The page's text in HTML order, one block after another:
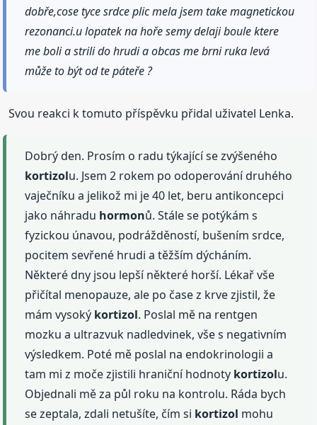
dobře,cose tyce srdce plic mela jsem take magnetickou
rezonanci.u lopatek na hoře semy delaji boule ktere
me boli a strili do hrudi a obcas me brni ruka levá
může to být od te páteře ?
Svou reakci k tomuto příspěvku přidal uživatel Lenka.
Dobrý den. Prosím o radu týkající se zvýšeného
kortizolu. Jsem 2 rokem po odoperování druhého
vaječníku a jelikož mi je 40 let, beru antikoncepci
jako náhradu hormonů. Stále se potýkám s
fyzickou únavou, podrážděností, bušením srdce,
pocitem sevřené hrudi a těžším dýcháním.
Některé dny jsou lepší některé horší. Lékař vše
přičítal menopauze, ale po čase z krve zjistil, že
mám vysoký kortizol. Poslal mě na rentgen
mozku a ultrazvuk nadledvinek, vše s negativním
výsledkem. Poté mě poslal na endokrinologii a
tam mi z moče zjistili hraniční hodnoty kortizolu.
Objednali mě za půl roku na kontrolu. Ráda bych
se zeptala, zdali netušíte, čím si kortizol mohu